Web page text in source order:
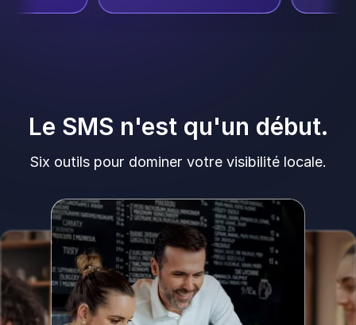
Le SMS n'est qu'un début.
Six outils pour dominer votre visibilité locale.